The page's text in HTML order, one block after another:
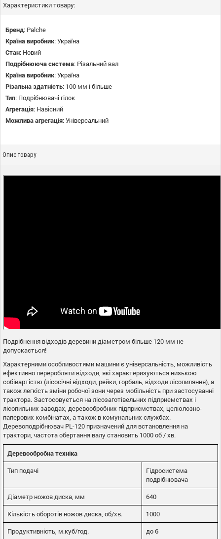
Характеристики товару:
Бренд: Palche
Країна виробник:Україна
Стан: Новий
Подрібнююча система: Різальний вал
Країна виробник:Україна
Різальна здатність: 100 мм і більше
Тип: Подрібнювачі гілок
Агрегація: Навісний
Можлива агрегація:Універсальний
Опис товару
Подрібнення відходів деревини діаметром більше 120 мм не
допускається!
Характерними особливостями машини є універсальність, можливість
ефективно переробляти відходи, які характеризуються низькою
собівартістю (лісосічні відходи, рейки, горбаль, відходи лісопиляння), а
також легкість зміни робочої зони через мобільність при застосуванні
трактора. Застосовується на лісозаготівельних підприємствах і
лісопильних заводах, деревообробних підприємствах, целюлозно-
паперових комбінатах, а також в комунальних службах.
Деревоподрібнювач PL-120 призначений для встановлення на
трактори, частота обертання валу становить 1000 об / хв.
Деревообробна техніка
Тип подачі
Гідросистема
подрібнювача
Діаметр ножов диска, мм
640
Кількість оборотів ножов диска, об/хв.
1000
Продуктивність, м.куб/год.
до 6